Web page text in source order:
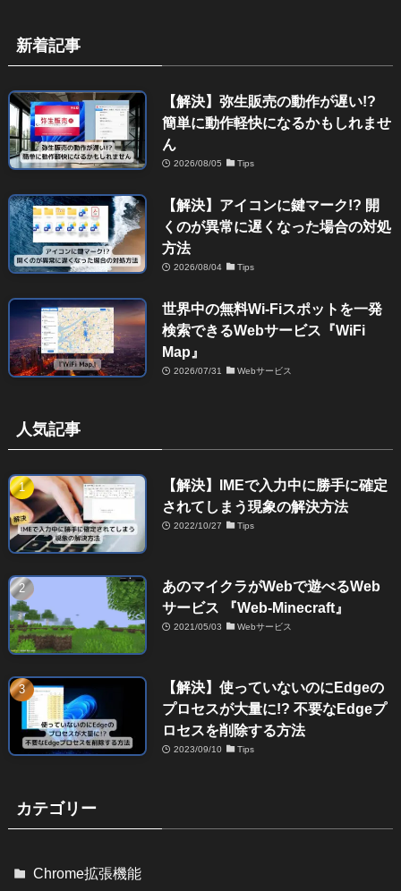
新着記事
【解決】弥生販売の動作が遅い!?
簡単に動作軽快になるかもしれませ
ん
2026/08/05 Tips
【解決】アイコンに鍵マーク!? 開
くのが異常に遅くなった場合の対処
方法
2026/08/04 Tips
世界中の無料Wi-Fiスポットを一発
検索できるWebサービス『WiFi
Map』
2026/07/31 Webサービス
人気記事
【解決】IMEで入力中に勝手に確定
されてしまう現象の解決方法
2022/10/27 Tips
あのマイクラがWebで遊べるWeb
サービス 『Web-Minecraft』
2021/05/03 Webサービス
【解決】使っていないのにEdgeの
プロセスが大量に!? 不要なEdgeプ
ロセスを削除する方法
2023/09/10 Tips
カテゴリー
Chrome拡張機能